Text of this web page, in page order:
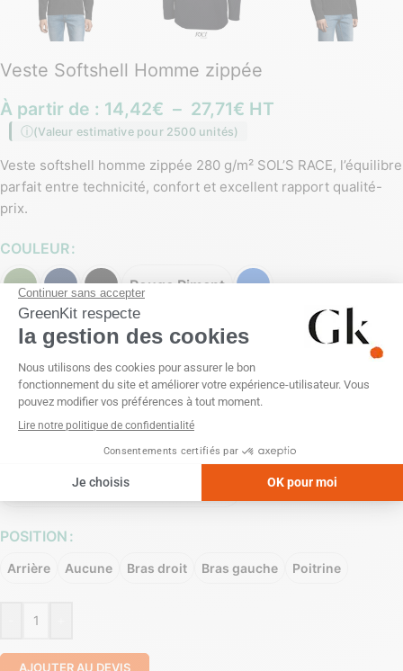
Veste Softshell Homme zippée
À partir de : 14,42€ – 27,71€ HT
(Valeur estimative pour 2500 unités)
Veste softshell homme zippée 280 g/m² SOL’S RACE, l’équilibre
parfait entre technicité, confort et excellent rapport qualité-
prix.
COULEUR
Rouge Piment
PERSONNALISATION
Broderie Sans personnalisation
Transfert sérigraphique (1 couleur)
Transfert sérigraphique (2 couleurs)
Transfert sérigraphique (3 couleurs)
Transfert sérigraphique (4 couleurs)
POSITION
Arrière Aucune Bras droit Bras gauche Poitrine
AJOUTER AU DEVIS